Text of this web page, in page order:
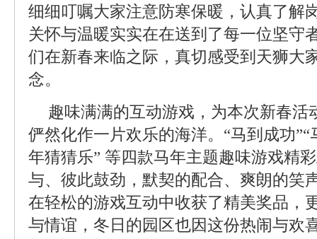
细细叮嘱大家注意防寒保暖，认真了解
关怀与温暖实实在在送到了每一位坚守
们在新春来临之际，真切感受到天狮大
念。
趣味满满的互动游戏，为本次新春活
俨然化作一片欢乐的海洋。“马到成功”“
年猜猜乐” 等四款马年主题趣味游戏精
与、彼此鼓劲，默契的配合、爽朗的笑
在轻松的游戏互动中收获了精美奖品，
与情谊，冬日的园区也因这份热闹与欢